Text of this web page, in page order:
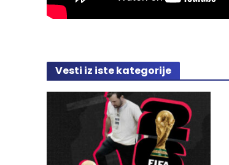
Vesti iz iste kategorije